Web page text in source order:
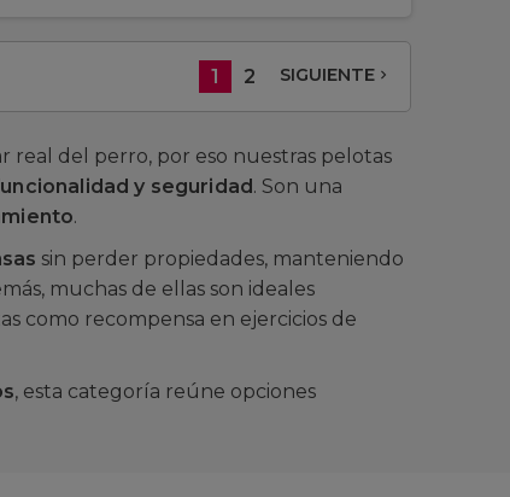
1 2 SIGUIENTEnavigate_next
real del perro, por eso nuestras pelotas
y seguridad. Son una
.
sin perder propiedades, manteniendo
muchas de ellas son ideales
como recompensa en ejercicios de
, esta categoría reúne opciones